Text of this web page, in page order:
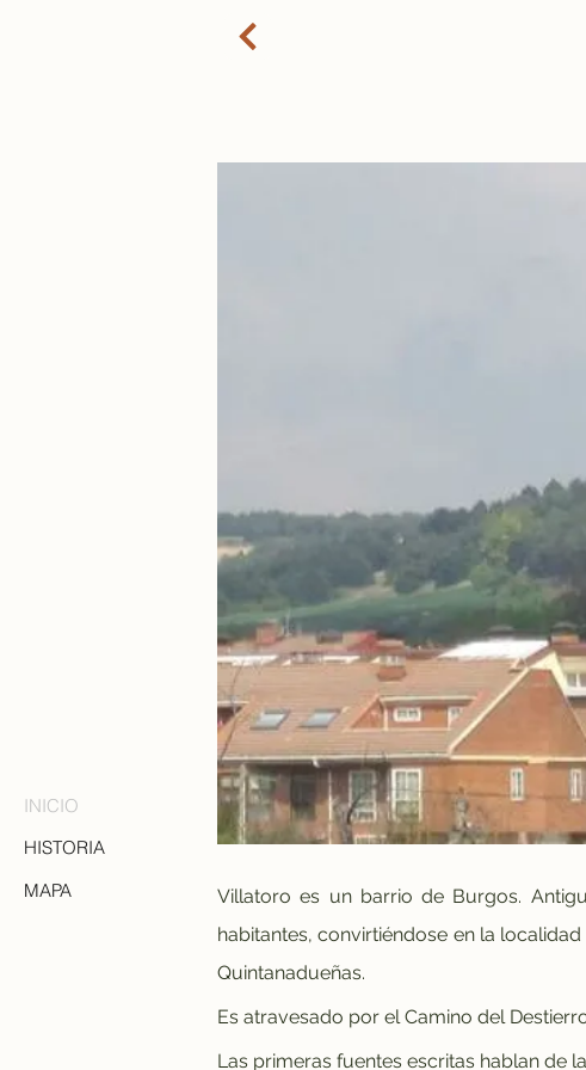
INICIO
HISTORIA
MAPA
Villatoro es un barrio de Burgos.
habitantes, convirtiéndose en la
Quintanadueñas.
Es atravesado por el Camino del
Las primeras fuentes escritas hablan de